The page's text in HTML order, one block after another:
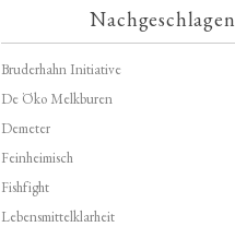
Nachgeschlagen
Bruderhahn Initiative
De Öko Melkburen
Demeter
Feinheimisch
Fishfight
Lebensmittelklarheit